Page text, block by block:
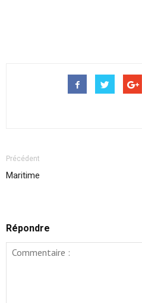
Précédent
Maritime
Répondre